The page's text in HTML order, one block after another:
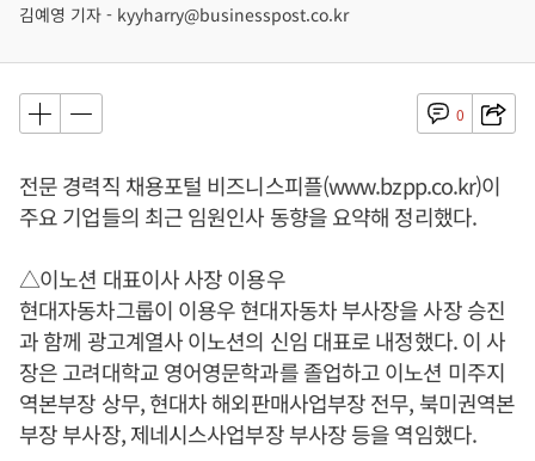
김예영 기자 - kyyharry@businesspost.co.kr
0
전문 경력직 채용포털 비즈니스피플(www.bzpp.co.kr)이
주요 기업들의 최근 임원인사 동향을 요약해 정리했다.
△이노션 대표이사 사장 이용우
현대자동차그룹이 이용우 현대자동차 부사장을 사장 승진
과 함께 광고계열사 이노션의 신임 대표로 내정했다. 이 사
장은 고려대학교 영어영문학과를 졸업하고 이노션 미주지
역본부장 상무, 현대차 해외판매사업부장 전무, 북미권역본
부장 부사장, 제네시스사업부장 부사장 등을 역임했다.